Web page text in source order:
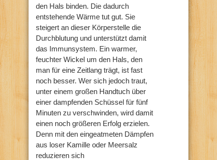
den Hals binden. Die dadurch
entstehende Wärme tut gut. Sie
steigert an dieser Körperstelle die
Durchblutung und unterstützt damit
das Immunsystem. Ein warmer,
feuchter Wickel um den Hals, den
man für eine Zeitlang trägt, ist fast
noch besser. Wer sich jedoch traut,
unter einem großen Handtuch über
einer dampfenden Schüssel für fünf
Minuten zu verschwinden, wird damit
einen noch größeren Erfolg erzielen.
Denn mit den eingeatmeten Dämpfen
aus loser Kamille oder Meersalz
reduzieren sich